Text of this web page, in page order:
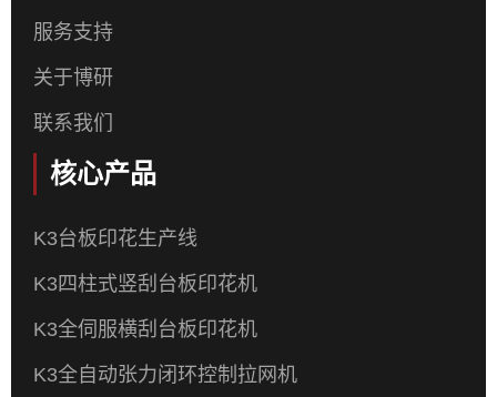
服务支持
关于博研
联系我们
核心产品
K3台板印花生产线
K3四柱式竖刮台板印花机
K3全伺服横刮台板印花机
K3全自动张力闭环控制拉网机